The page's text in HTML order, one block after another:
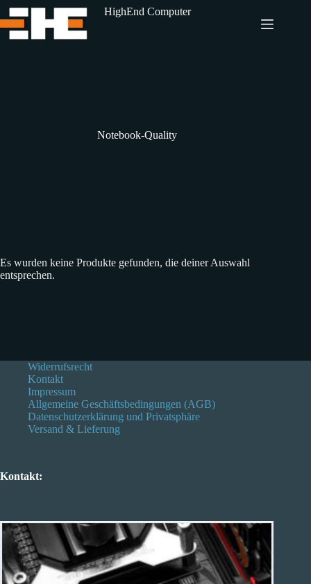
Zum
Inhalt
springen
HighEnd Computer
Notebook-Quality
Es wurden keine Produkte gefunden, die deiner Auswahl
entsprechen.
Widerrufsrecht
Kontakt
Impressum
Allgemeine Geschäftsbedingungen (AGB)
Datenschutzerklärung und Privatsphäre
Versand & Lieferung
Kontakt: